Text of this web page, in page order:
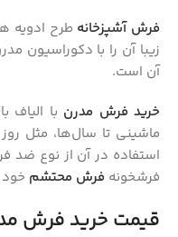
فرش آشپزخانه طرح ادویه
زیبا آن را با
آن است.
خرید فرش‌ مدرن با
ماشینی تا سال‌ها، مثل
استفاده در آن از نوع ضد
فرشخونه فرش محتشم
قیمت خرید فرش